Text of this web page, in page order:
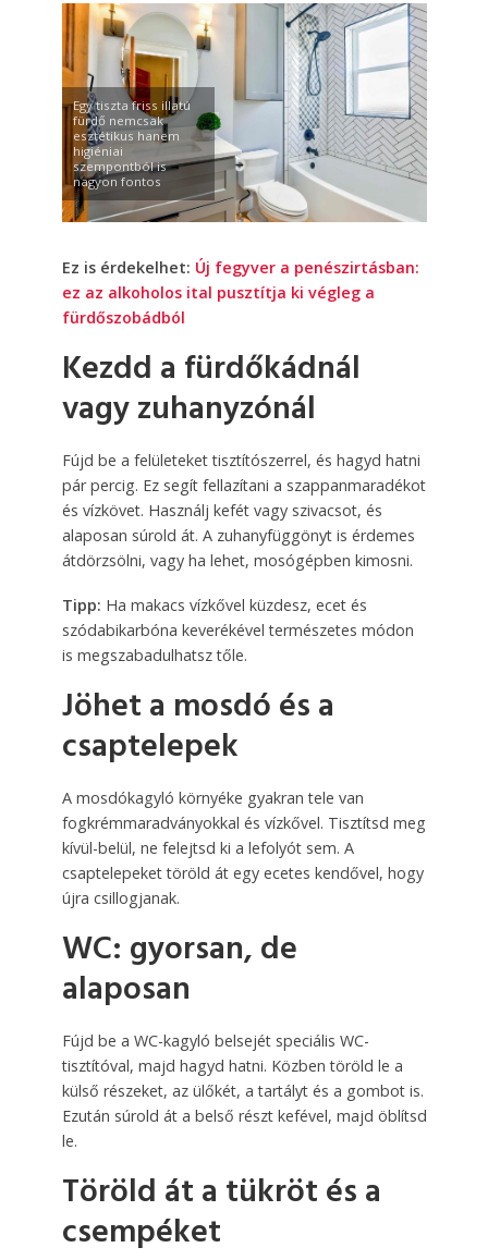
Egy tiszta friss illatú
fürdő nemcsak
esztétikus hanem
higiéniai
szempontból is
nagyon fontos
Ez is érdekelhet: Új fegyver a penészirtásban:
ez az alkoholos ital pusztítja ki végleg a
fürdőszobádból
Kezdd a fürdőkádnál
vagy zuhanyzónál
Fújd be a felületeket tisztítószerrel, és hagyd hatni
pár percig. Ez segít fellazítani a szappanmaradékot
és vízkövet. Használj kefét vagy szivacsot, és
alaposan súrold át. A zuhanyfüggönyt is érdemes
átdörzsölni, vagy ha lehet, mosógépben kimosni.
Tipp: Ha makacs vízkővel küzdesz, ecet és
szódabikarbóna keverékével természetes módon
is megszabadulhatsz tőle.
Jöhet a mosdó és a
csaptelepek
A mosdókagyló környéke gyakran tele van
fogkrémmaradványokkal és vízkővel. Tisztítsd meg
kívül-belül, ne felejtsd ki a lefolyót sem. A
csaptelepeket töröld át egy ecetes kendővel, hogy
újra csillogjanak.
WC: gyorsan, de
alaposan
Fújd be a WC-kagyló belsejét speciális WC-
tisztítóval, majd hagyd hatni. Közben töröld le a
külső részeket, az ülőkét, a tartályt és a gombot is.
Ezután súrold át a belső részt kefével, majd öblítsd
le.
Töröld át a tükröt és a
csempéket